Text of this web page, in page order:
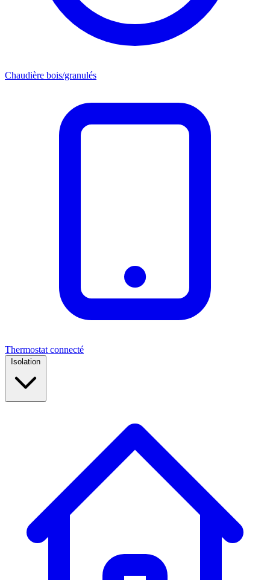
Chaudière bois/granulés
Thermostat connecté